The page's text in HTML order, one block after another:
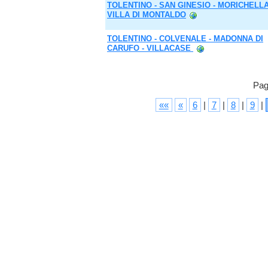
TOLENTINO - SAN GINESIO -
VILLA DI MONTALDO
TOLENTINO - COLVENALE - MADONNA DI
CARUFO - VILLACASE
««
« 6 | 7 | 8 | 9 |